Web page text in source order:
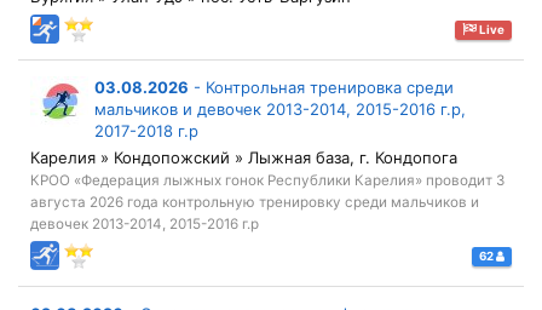
Live
03.08.2026 - Контрольная тренировка среди
мальчиков и девочек 2013-2014, 2015-2016 г.р,
2017-2018 г.р
Карелия » Кондопожский » Лыжная база, г. Кондопога
КРОО «Федерация лыжных гонок Республики Карелия» проводит 3
августа 2026 года контрольную тренировку среди мальчиков и
девочек 2013-2014, 2015-2016 г.р
62